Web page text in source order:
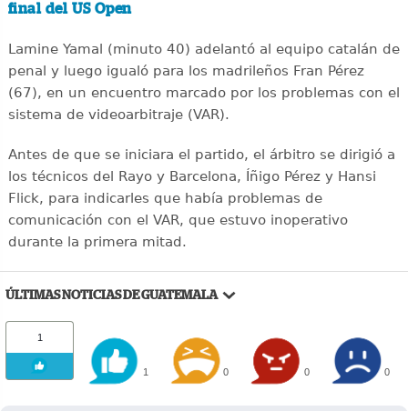
final del US Open
Lamine Yamal (minuto 40) adelantó al equipo catalán de
penal y luego igualó para los madrileños Fran Pérez
(67), en un encuentro marcado por los problemas con el
sistema de videoarbitraje (VAR).
Antes de que se iniciara el partido, el árbitro se dirigió a
los técnicos del Rayo y Barcelona, Íñigo Pérez y Hansi
Flick, para indicarles que había problemas de
comunicación con el VAR, que estuvo inoperativo
durante la primera mitad.
ÚLTIMAS NOTICIAS DE GUATEMALA
1
1 0 0 0